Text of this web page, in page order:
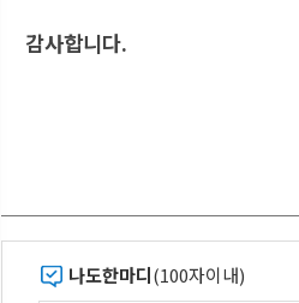
감사합니다.
나도한마디(100자이내)